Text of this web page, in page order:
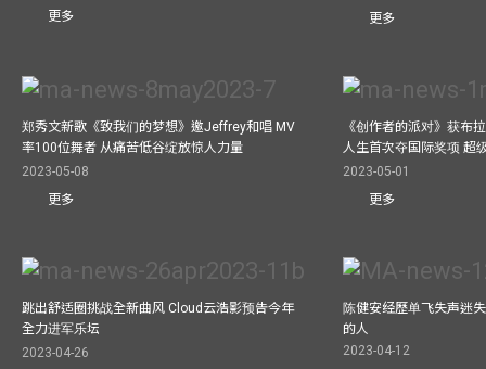
更多
更多
郑秀文新歌《致我们的梦想》邀Jeffrey和唱 MV
率100位舞者 从痛苦低谷绽放惊人力量
2023-05-08
更多
《创作者的派对》获布
人生首次夺国际奖项 超
2023-05-01
更多
跳出舒适圈挑战全新曲风 Cloud云浩影预告今年
全力进军乐坛
2023-04-26
陈健安经歷单飞失声迷
的人
2023-04-12